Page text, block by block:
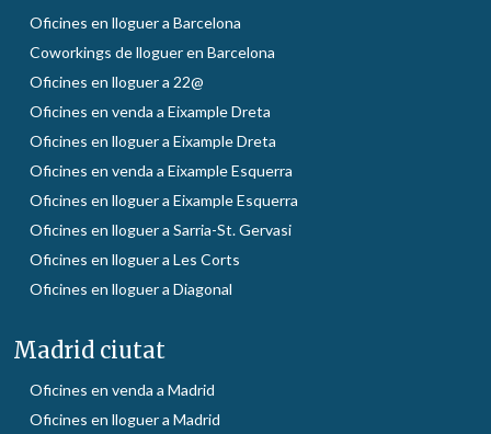
Oficines en lloguer a Barcelona
Coworkings de lloguer en Barcelona
Oficines en lloguer a 22@
Oficines en venda a Eixample Dreta
Oficines en lloguer a Eixample Dreta
Oficines en venda a Eixample Esquerra
Oficines en lloguer a Eixample Esquerra
Oficines en lloguer a Sarria-St. Gervasi
Oficines en lloguer a Les Corts
Oficines en lloguer a Diagonal
Madrid ciutat
Oficines en venda a Madrid
Oficines en lloguer a Madrid